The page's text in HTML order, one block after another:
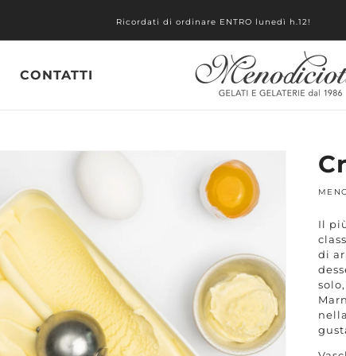
Ricordati di ordinare ENTRO lunedì h.12!
CONTATTI
Passa alle
Il
di